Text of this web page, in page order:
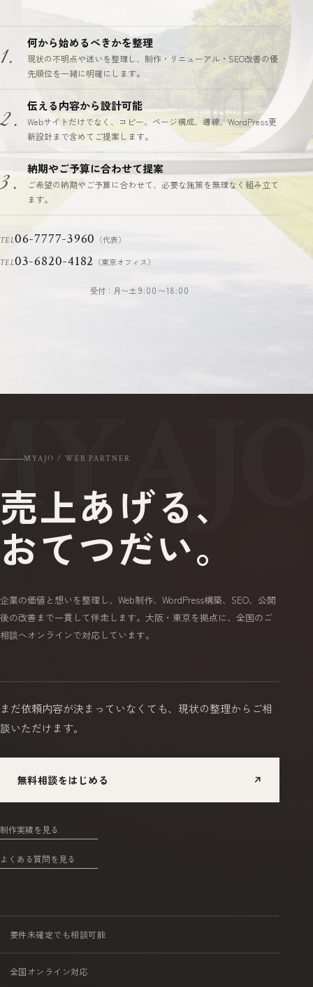
1.
何から始めるべきかを整理
現状の不明点や迷いを整理し、制作・リニューアル・SEO改善の優
先順位を一緒に明確にします。
2.
伝える内容から設計可能
Webサイトだけでなく、コピー、ページ構成、導線、WordPress更
新設計まで含めてご提案します。
3.
納期やご予算に合わせて提案
ご希望の納期やご予算に合わせて、必要な施策を無理なく組み立て
ます。
TEL06-7777-3960 （代表）
TEL03-6820-4182 （東京オフィス）
受付：月〜土 9:00〜18:00
MYAJO / WEB PARTNER
売上あげる、
おてつだい。
企業の価値と想いを整理し、Web制作、WordPress構築、SEO、公開
後の改善まで一貫して伴走します。大阪・東京を拠点に、全国のご
相談へオンラインで対応しています。
まだ依頼内容が決まっていなくても、 現状の整理からご相
談いただけます。
無料相談をはじめる ↗
制作実績を見る
よくある質問を見る
要件未確定でも相談可能
全国オンライン対応